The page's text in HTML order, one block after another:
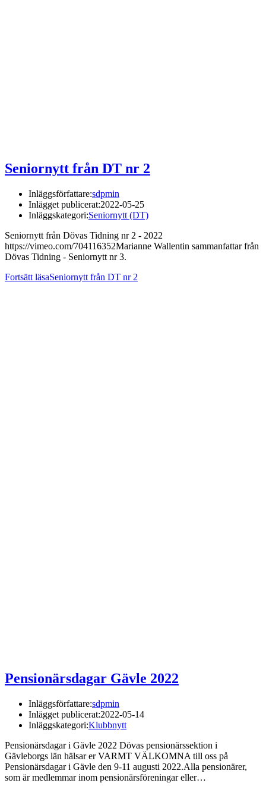
Seniornytt från DT nr 2
Inläggsförfattare:sdpmin
Inlägget publicerat:2022-05-25
Inläggskategori:Seniornytt (DT)
Seniornytt från Dövas Tidning nr 2 - 2022
https://vimeo.com/704116352Marianne Wallentin sammanfattar från
Dövas Tidning - Seniornytt nr 3.
Fortsätt läsaSeniornytt från DT nr 2
Pensionärsdagar Gävle 2022
Inläggsförfattare:sdpmin
Inlägget publicerat:2022-05-14
Inläggskategori:Klubbnytt
Pensionärsdagar i Gävle 2022 Dövas pensionärssektion i
Gävleborgs län hälsar er VARMT VÄLKOMNA till oss på
Pensionärsdagar i Gävle den 9-11 augusti 2022.Alla pensionärer,
som är medlemmar inom pensionärsföreningar eller…